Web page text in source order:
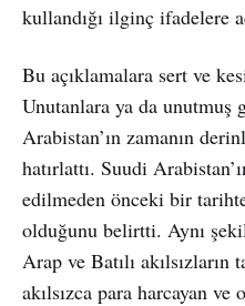
kullandığı ilginç ifadelere
Bu açıklamalara sert ve
Unutanlara ya da unutmuş
Arabistan’ın zamanın
hatırlattı. Suudi
edilmeden önceki bir
olduğunu belirtti. Aynı
Arap ve Batılı akılsızların
akılsızca para harcayan ve